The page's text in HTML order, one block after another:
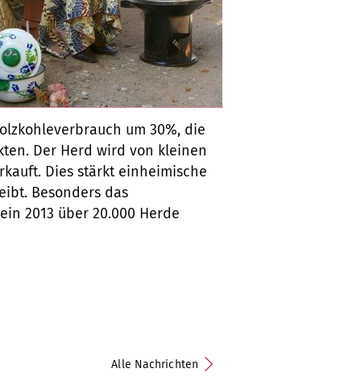
um 30%, die
Der Herd wird von kleinen
Dies stärkt einheimische
Besonders das
2013 über 20.000 Herde
Alle Nachrichten